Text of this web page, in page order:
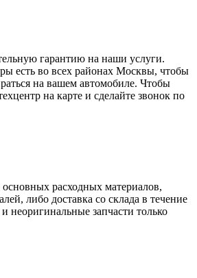
гарантию на наши услуги.
есть во всех районах Москвы, чтобы
на вашем автомобиле. Чтобы
на карте и сделайте звонок по
расходных материалов,
либо доставка со склада в течение
неоригинальные запчасти только